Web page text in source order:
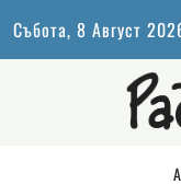
Събота, 8 Август